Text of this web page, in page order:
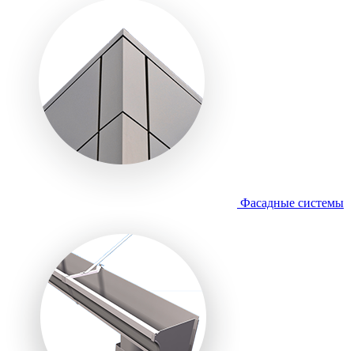
Фасадные системы